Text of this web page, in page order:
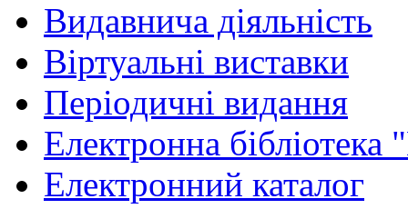
Видавнича діяльність
Віртуальні виставки
Періодичні видання
Електронна
Електронний каталог